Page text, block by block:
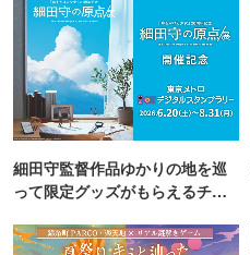
細田守監督作品ゆかりの地を巡
って限定グッズがもらえるチャ